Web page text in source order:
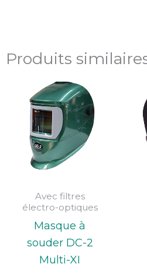
Produits
Avec filtres
électro-optiques
Masque à
souder DC-2
Multi-XI